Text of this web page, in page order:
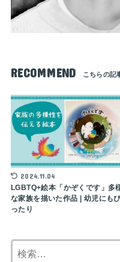
RECOMMEND
2024.11.04
LGBTQ+絵本「かぞくです」多
な家族を描いた作品 | 幼児にも
ったり